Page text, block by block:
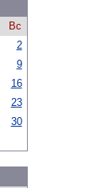
Вс
2
9
16
23
30